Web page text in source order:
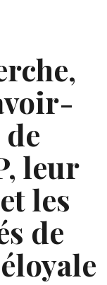
leur
les
de